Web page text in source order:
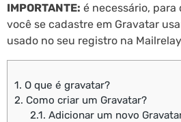
IMPORTANTE: é necessário,
você se cadastre em Gravatar
usado no seu registro na
1. O que é gravatar?
2. Como criar um Gravatar?
2.1. Adicionar um novo